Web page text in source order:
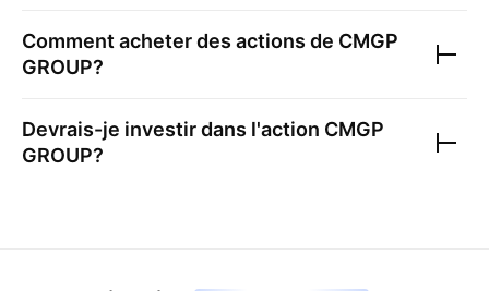
Comment acheter des actions de CMGP
GROUP?
Devrais-je investir dans l'action CMGP
GROUP?